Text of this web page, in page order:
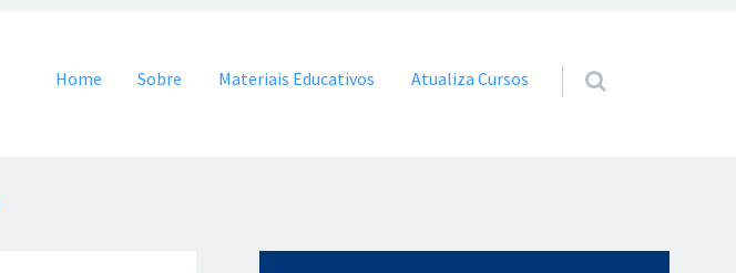
Pular para o conteúdo
Home Sobre Materiais Educativos Atualiza Cursos